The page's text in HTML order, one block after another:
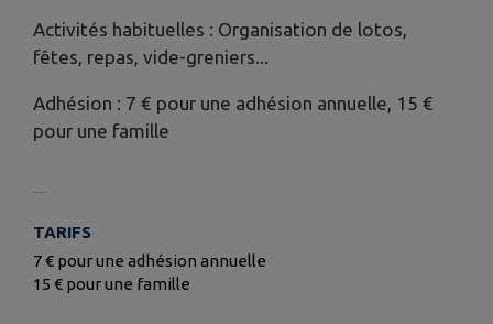
Activités habituelles : Organisation de lotos,
fêtes, repas, vide-greniers...
Adhésion : 7 € pour une adhésion annuelle, 15 €
pour une famille
TARIFS
7 € pour une adhésion annuelle
15 € pour une famille